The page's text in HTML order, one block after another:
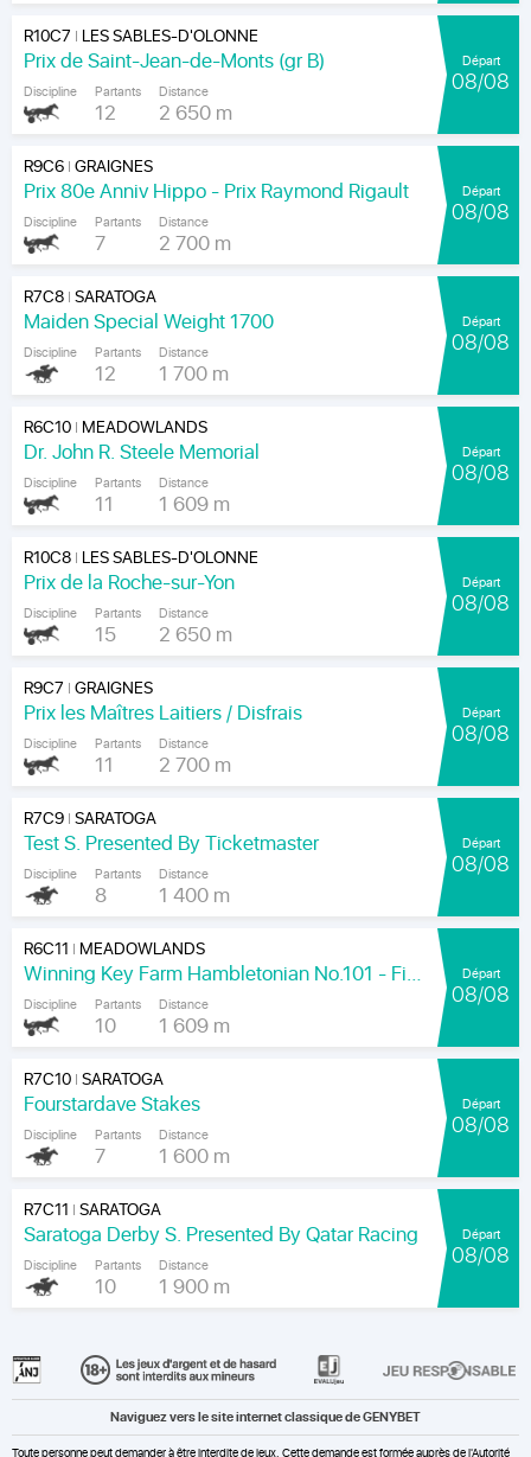
R10C7 | LES SABLES-D'OLONNE
Prix de Saint-Jean-de-Monts (gr B)
Discipline Partants
12
Distance
2 650 m
Départ
08/08
R9C6|GRAIGNES
Prix 80e Anniv Hippo - Prix Raymond Rigault
Discipline Partants
7
Distance
2 700 m
Départ
08/08
R7C8|SARATOGA
Maiden Special Weight 1700
Discipline Partants
12
Distance
1 700 m
Départ
08/08
R6C10| MEADOWLANDS
Dr. John R. Steele Memorial
Discipline Partants
11
Distance
1 609 m
Départ
08/08
R10C8| LES SABLES-D'OLONNE
Prix de la Roche-sur-Yon
Discipline Partants
15
Distance
2 650 m
Départ
08/08
R9C7 |GRAIGNES
Prix les Maîtres Laitiers / Disfrais
Discipline Partants
11
Distance
2 700 m
Départ
08/08
R7C9|SARATOGA
Test S. Presented By Ticketmaster
Discipline Partants
8
Distance
1 400 m
Départ
08/08
R6C11 | MEADOWLANDS
Winning Key Farm Hambletonian No.101 - Final
Discipline Partants
10
Distance
1 609 m
Départ
08/08
R7C10|SARATOGA
Fourstardave Stakes
Discipline Partants
7
Distance
1 600 m
Départ
08/08
R7C11 |SARATOGA
Saratoga Derby S. Presented By Qatar Racing
Discipline Partants
10
Distance
1 900 m
Départ
08/08
Naviguez vers le site internet classique de GENYBET